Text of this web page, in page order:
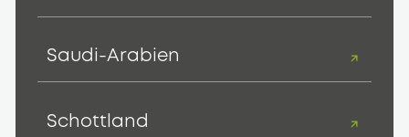
Saudi-Arabien
Schottland